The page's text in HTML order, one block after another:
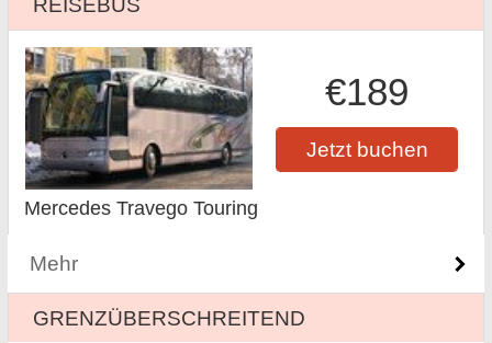
€189
Jetzt buchen
Mercedes Travego Touring
Mehr
GRENZÜBERSCHREITEND